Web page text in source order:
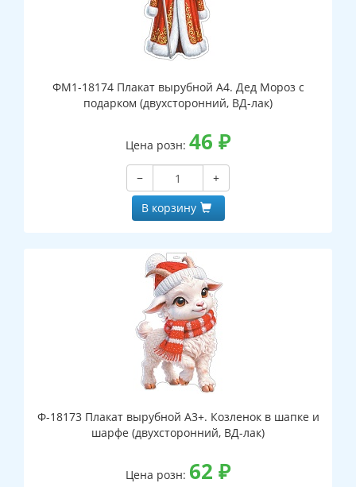
ФМ1-18174 Плакат вырубной А4. Дед Мороз с
подарком (двухсторонний, ВД-лак)
Цена розн: 46 ₽
−
+
В корзину
Ф-18173 Плакат вырубной А3+. Козленок в шапке и
шарфе (двухсторонний, ВД-лак)
Цена розн: 62 ₽